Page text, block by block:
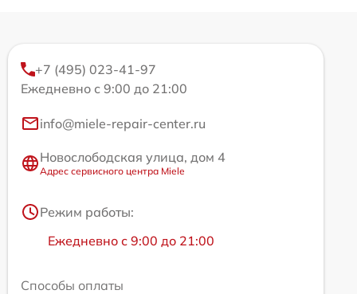
+7 (495) 023-41-97
Ежедневно с 9:00 до 21:00
info@miele-repair-center.ru
Новослободская улица, дом 4
Адрес сервисного центра Miele
Режим работы:
Ежедневно с 9:00 до 21:00
Способы оплаты